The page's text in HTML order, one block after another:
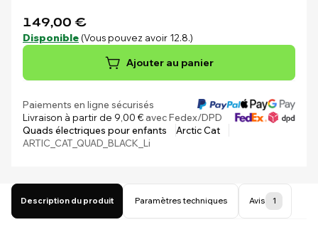
149,00 €
Disponible (Vous pouvez avoir 12.8.)
Ajouter au panier
Paiements en ligne sécurisés
Livraison à partir de 9,00 €avec Fedex/DPD
Quads électriques pour enfants
Arctic Cat
ARTIC_CAT_QUAD_BLACK_Li
Description du produit Paramètres techniques Avis 1